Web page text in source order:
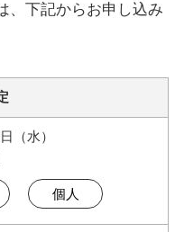
、下記からお申し込み
（水）
個人